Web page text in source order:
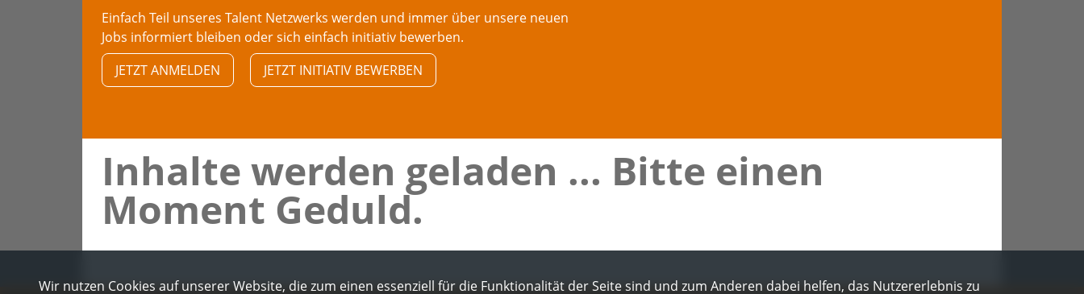
Einfach Teil unseres Talent Netzwerks werden und immer über unsere neuen
Jobs informiert bleiben oder sich einfach initiativ bewerben.
JETZT ANMELDEN
JETZT INITIATIV BEWERBEN
Inhalte werden geladen ... Bitte einen
Moment Geduld.
Wir nutzen Cookies auf unserer Website, die zum einen essenziell für die Funktionalität der Seite sind und zum Anderen dabei helfen, das Nutzererlebnis zu